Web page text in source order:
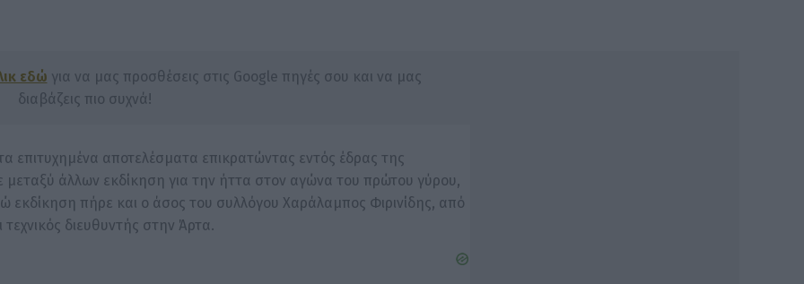
εδώ για να μας προσθέσεις στις Google πηγές σου και να μας
διαβάζεις πιο συχνά!
επιτυχημένα αποτελέσματα επικρατώντας εντός έδρας της
άλλων εκδίκηση για την ήττα στον αγώνα του πρώτου γύρου,
εκδίκηση πήρε και ο άσος του συλλόγου Χαράλαμπος Φιρινίδης, από
τεχνικός διευθυντής στην Άρτα.